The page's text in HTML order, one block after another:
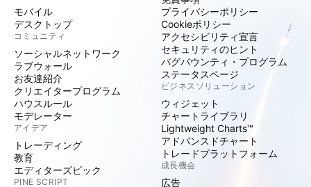
モバイル
デスクトップ
コミュニティ
ソーシャルネットワーク
ラブウォール
お友達紹介
クリエイタープログラム
ハウスルール
モデレーター
アイデア
トレーディング
教育
エディターズピック
PINE SCRIPT
プライバシーポリシー
Cookieポリシー
アクセシビリティ宣言
セキュリティのヒント
バグバウンティ・プログラム
ステータスページ
ビジネスソリューション
ウィジェット
チャートライブラリ
Lightweight Charts™
アドバンスドチャート
トレードプラットフォーム
成長機会
広告